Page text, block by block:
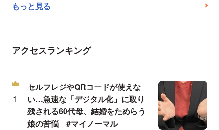
もっと見る
アクセスランキング
セルフレジやQRコードが使えな
い…急速な「デジタル化」に取り
残される60代母、結婚をためらう
娘の苦悩 #マイノーマル